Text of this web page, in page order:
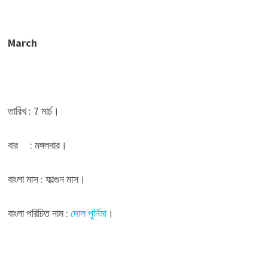
March
তারিখ : 7 মার্চ।
বার : মঙ্গলবার।
বাংলা মাস : ফাল্গুন মাস।
বাংলা পরিচিত নাম : দোল পূর্নিমা।